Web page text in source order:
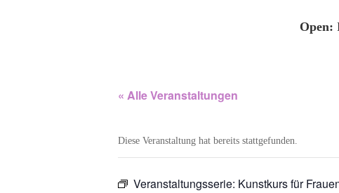
Open:
« Alle Veranstaltungen
Diese Veranstaltung hat bereits stattgefunden.
Veranstaltungsserie: Kunstkurs für